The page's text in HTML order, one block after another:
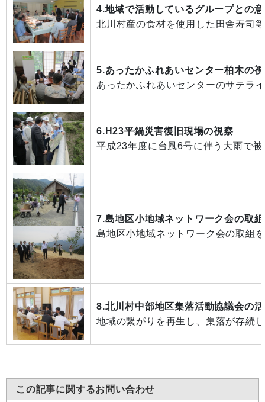
4.地域で活動しているグループとの
北川村産の食材を使用した田舎寿司
5.あったかふれあいセンター柏木の
あったかふれあいセンターのサテラ
6.H23平鍋災害復旧現場の視察
平成23年度に台風6号に伴う大雨で
7.島地区小地域ネットワーク会の取
島地区小地域ネットワーク会の取組
8.北川村中部地区集落活動協議会の
地域の繋がりを再生し、集落が存続
この記事に関するお問い合わせ